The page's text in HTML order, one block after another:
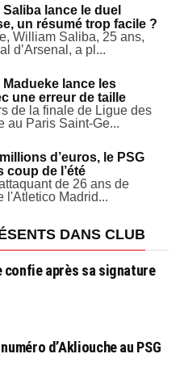
lance le duel
un résumé trop facile ?
William Saliba, 25 ans,
d’Arsenal, a pl...
Madueke lance les
une erreur de taille
de la finale de Ligue des
au Paris Saint-Ge...
d’euros, le PSG
coup de l’été
de 26 ans de
l'Atletico Madrid...
DANS CLUB
confie après sa signature
d’Akliouche au PSG